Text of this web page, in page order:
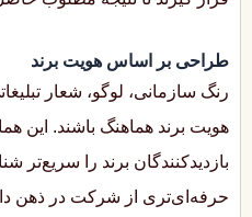
طراحی بر اساس هویت برند
رنگ سازمانی، لوگو، شعار
هویت برند هماهنگ باشند. این
بازدیدکنندگان برند را سریع‌تر
حرفه‌ای‌تری از شرکت در ذهن